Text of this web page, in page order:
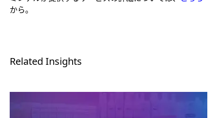
から。
Related Insights